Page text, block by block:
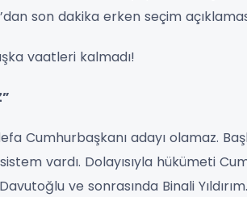
son dakika erken seçim
vaatleri kalmadı!
Cumhurbaşkanı adayı olamaz.
vardı. Dolayısıyla hükümeti
ve sonrasında Binali